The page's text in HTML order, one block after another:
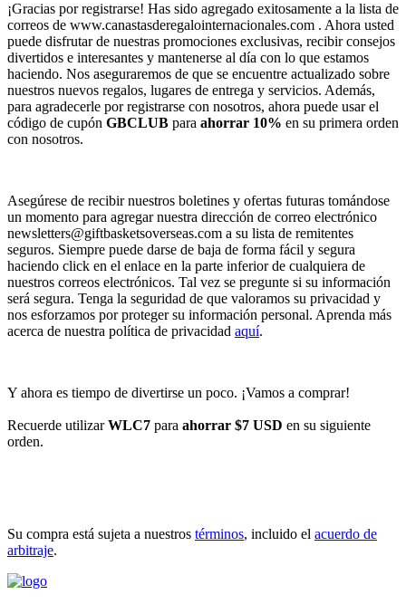
¡Gracias por registrarse! Has sido agregado exitosamente a la lista de
correos de www.canastasderegalointernacionales.com . Ahora usted
puede disfrutar de nuestras promociones exclusivas, recibir consejos
divertidos e interesantes y mantenerse al día con lo que estamos
haciendo. Nos aseguraremos de que se encuentre actualizado sobre
nuestros nuevos regalos, lugares de entrega y servicios. Además,
para agradecerle por registrarse con nosotros, ahora puede usar el
código de cupón GBCLUB para ahorrar 10% en su primera orden
con nosotros.
Asegúrese de recibir nuestros boletines y ofertas futuras tomándose
un momento para agregar nuestra dirección de correo electrónico
newsletters@giftbasketsoverseas.com a su lista de remitentes
seguros. Siempre puede darse de baja de forma fácil y segura
haciendo click en el enlace en la parte inferior de cualquiera de
nuestros correos electrónicos. Tal vez se pregunte si su información
será segura. Tenga la seguridad de que valoramos su privacidad y
nos esforzamos por proteger su información personal. Aprenda más
acerca de nuestra política de privacidad aquí.
Y ahora es tiempo de divertirse un poco. ¡Vamos a comprar!
Recuerde utilizarWLC7 para ahorrar $7 USD en su siguiente
orden.
Su compra está sujeta a nuestros términos, incluido el acuerdo de
arbitraje.